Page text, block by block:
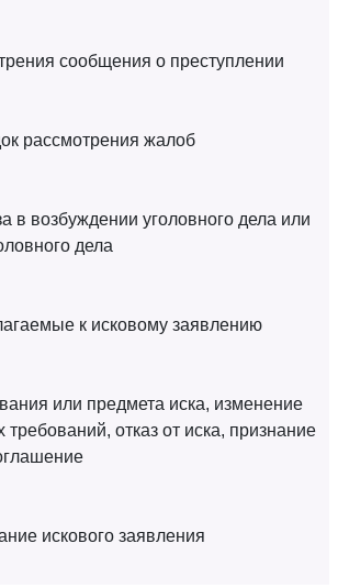
сообщения о преступлении
рассмотрения жалоб
в возбуждении уголовного дела или
дела
к исковому заявлению
или предмета иска, изменение
отказ от иска, признание
искового заявления